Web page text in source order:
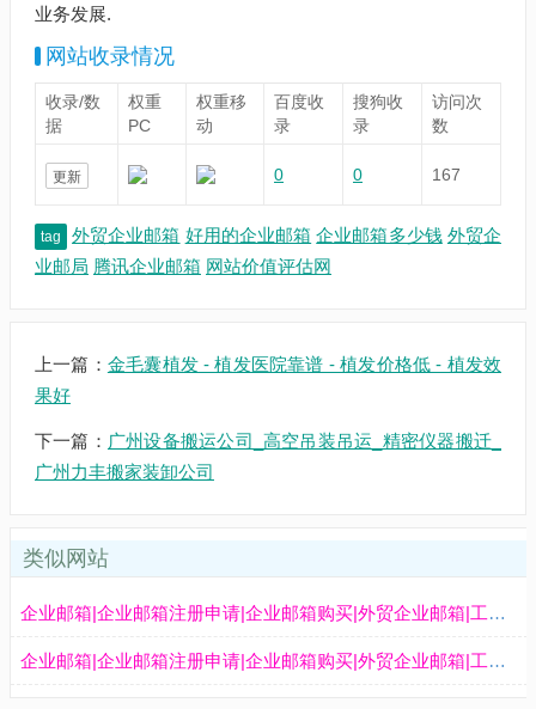
业务发展.
网站收录情况
收录/数
据
权重
PC
权重移
动
百度收
录
搜狗收
录
访问次
数
更新 0 0 167
tag 外贸企业邮箱 好用的企业邮箱 企业邮箱多少钱 外贸企
业邮局 腾讯企业邮箱 网站价值评估网
上一篇： 金毛囊植发 - 植发医院靠谱 - 植发价格低 - 植发效
果好
下一篇： 广州设备搬运公司_高空吊装吊运_精密仪器搬迁_
广州力丰搬家装卸公司
类似网站
企业邮箱|企业邮箱注册申请|企业邮箱购买|外贸企业邮箱|工作邮箱|公司邮箱-康美企业邮箱
企业邮箱|企业邮箱注册申请|企业邮箱购买|外贸企业邮箱|工作邮箱|公司邮箱-康美企业邮箱